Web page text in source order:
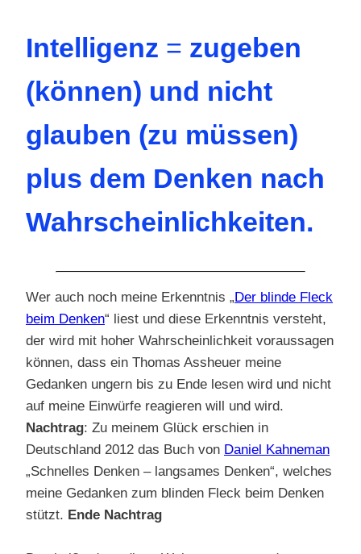
Intelligenz = zugeben
(können) und nicht
glauben (zu müssen)
plus dem Denken nach
Wahrscheinlichkeiten.
Wer auch noch meine Erkenntnis „Der blinde Fleck
beim Denken“ liest und diese Erkenntnis versteht,
der wird mit hoher Wahrscheinlichkeit voraussagen
können, dass ein Thomas Assheuer meine
Gedanken ungern bis zu Ende lesen wird und nicht
auf meine Einwürfe reagieren will und wird.
Nachtrag: Zu meinem Glück erschien in
Deutschland 2012 das Buch von Daniel Kahneman
„Schnelles Denken – langsames Denken“, welches
meine Gedanken zum blinden Fleck beim Denken
stützt. Ende Nachtrag